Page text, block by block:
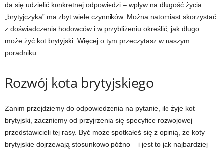
da się udzielić konkretnej odpowiedzi – wpływ na długość życia
„brytyjczyka” ma zbyt wiele czynników. Można natomiast skorzystać
z doświadczenia hodowców i w przybliżeniu określić, jak długo
może żyć kot brytyjski. Więcej o tym przeczytasz w naszym
poradniku.
Rozwój kota brytyjskiego
Zanim przejdziemy do odpowiedzenia na pytanie, ile żyje kot
brytyjski, zaczniemy od przyjrzenia się specyfice rozwojowej
przedstawicieli tej rasy. Być może spotkałeś się z opinią, że koty
brytyjskie dojrzewają stosunkowo późno – i jest to jak najbardziej